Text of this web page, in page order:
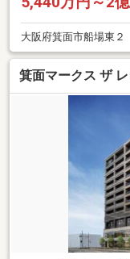
大阪府箕面市船場東２
箕面マークス ザ